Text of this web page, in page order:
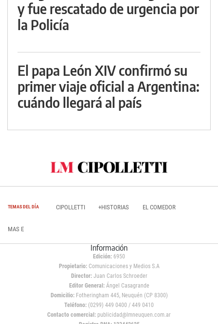
y fue rescatado de urgencia por
la Policía
El papa León XIV confirmó su
primer viaje oficial a Argentina:
cuándo llegará al país
TEMAS DEL DÍA CIPOLLETTI +HISTORIAS EL COMEDOR
MAS E
Información
Edición: 6950
Propietario:Comunicaciones y Medios S.A
Director: Juan Carlos Schroeder
Editor General:Ángel Casagrande
Domicilio:Fotheringham 445, Neuquén (CP 8300)
Teléfono: (0299) 449 0400 / 449 0410
Contacto comercial: publicidad@lmneuquen.com.ar